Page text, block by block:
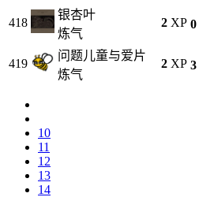
418
银杏叶
炼气
2 XP 0
419
问题儿童与爱片
炼气
2 XP 3
10
11
12
13
14